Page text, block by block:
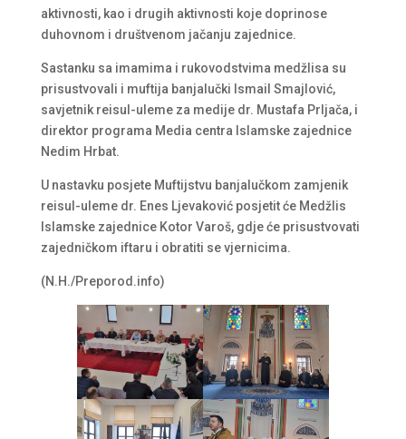
aktivnosti, kao i drugih aktivnosti koje doprinose
duhovnom i društvenom jačanju zajednice.
Sastanku sa imamima i rukovodstvima medžlisa su
prisustvovali i muftija banjalučki Ismail Smajlović,
savjetnik reisul-uleme za medije dr. Mustafa Prljača, i
direktor programa Media centra Islamske zajednice
Nedim Hrbat.
U nastavku posjete Muftijstvu banjalučkom zamjenik
reisul-uleme dr. Enes Ljevaković posjetit će Medžlis
Islamske zajednice Kotor Varoš, gdje će prisustvovati
zajedničkom iftaru i obratiti se vjernicima.
(N.H./Preporod.info)